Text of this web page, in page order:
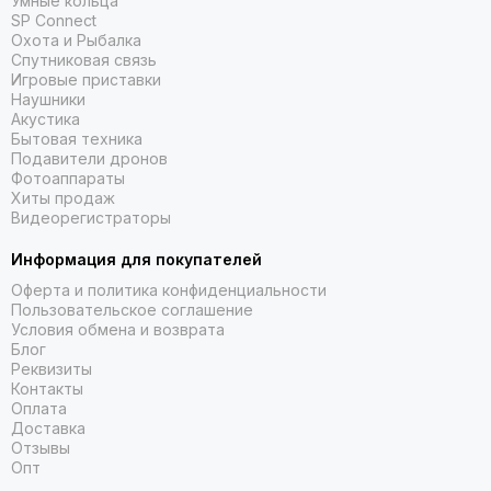
АУДИО
Интегрированные стереодинамики с пространственным
3D-аудио создают эффект присутствия в пространстве.
Диапазон громкости звука на 40% больше, увеличен
диапазон низких частот и достигнуто оптимальное
согласование L/R каналов звука.
ОПЕРАТИВНАЯ ПАМЯТЬ
8 ГБ. На 33% больше памяти по сравнению с Oculus Quest 2,
что обеспечивает более широкую поддержку любимых
приложений с оптимальной производительностью.
КОНСТРУКЦИЯ РЕМЕШКА
Мягкий регулируемый ремешок подходит для различных
форм головы и причесок; жесткий ремешок приобретается
SP Connect
Охота и Рыбалка
Спутниковая связь
Игровые приставки
Наушники
Акустика
Бытовая техника
Подавители дронов
Фотоаппараты
Хиты продаж
Видеорегистраторы
Информация для покупателей
Оферта и политика конфиденциальности
Пользовательское соглашение
Условия обмена и возврата
Блог
Реквизиты
Контакты
Оплата
Доставка
Отзывы
Опт